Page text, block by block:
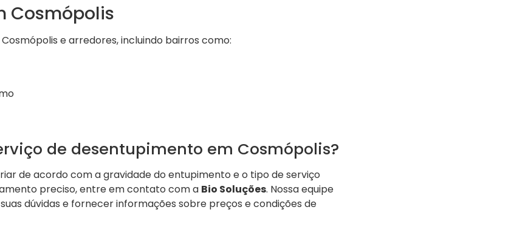
Cosmópolis
e arredores, incluindo bairros como:
de desentupimento em Cosmópolis?
de acordo com a gravidade do entupimento e o tipo de serviço
preciso, entre em contato com a Bio Soluções. Nossa equipe
dúvidas e fornecer informações sobre preços e condições de